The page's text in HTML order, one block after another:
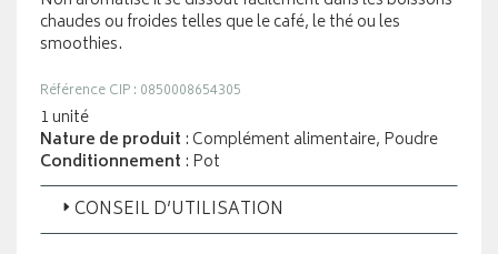
chaudes ou froides telles que le café, le thé ou les
smoothies.
Référence CIP : 0850008654305
1 unité
Nature de produit : Complément alimentaire, Poudre
Conditionnement : Pot
CONSEIL D’UTILISATION